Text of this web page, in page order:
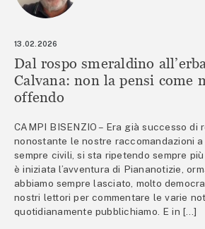
13.02.2026
Dal rospo smeraldino
Calvana: non la pensi come
offendo
CAMPI BISENZIO – Era già successo di
nonostante le nostre raccomandazioni
sempre civili, si sta ripetendo sempre
è iniziata l’avventura di Piananotizie,
abbiamo sempre lasciato, molto
nostri lettori per commentare le varie
quotidianamente pubblichiamo. E in […]